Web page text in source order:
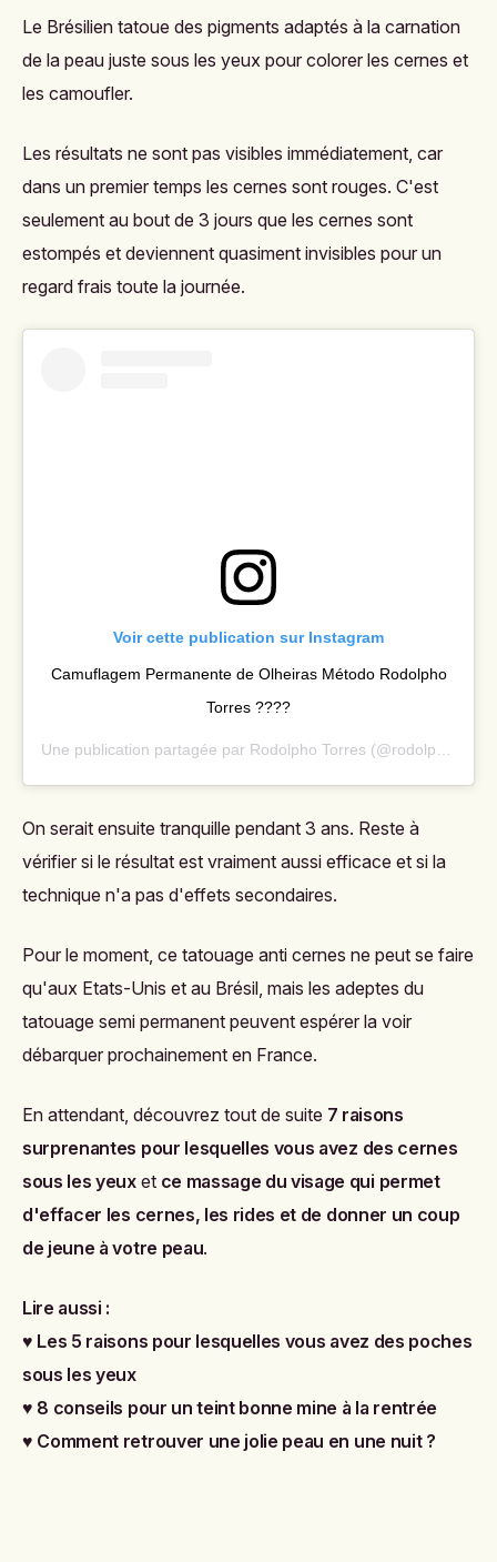
Le Brésilien tatoue des pigments adaptés à la carnation
de la peau juste sous les yeux pour colorer les cernes et
les camoufler.
Les résultats ne sont pas visibles immédiatement, car
dans un premier temps les cernes sont rouges. C'est
seulement au bout de 3 jours que les cernes sont
estompés et deviennent quasiment invisibles pour un
regard frais toute la journée.
Voir cette publication sur Instagram
Camuflagem Permanente de Olheiras Método Rodolpho
Torres ????
Une publication partagée par Rodolpho Torres (@rodolphotatuador) le
On serait ensuite tranquille pendant 3 ans. Reste à
vérifier si le résultat est vraiment aussi efficace et si la
technique n'a pas d'effets secondaires.
Pour le moment, ce tatouage anti cernes ne peut se faire
qu'aux Etats-Unis et au Brésil, mais les adeptes du
tatouage semi permanent peuvent espérer la voir
débarquer prochainement en France.
En attendant, découvrez tout de suite 7 raisons
surprenantes pour lesquelles vous avez des cernes
sous les yeux et ce massage du visage qui permet
d'effacer les cernes, les rides et de donner un coup
de jeune à votre peau.
Lire aussi :
♥ Les 5 raisons pour lesquelles vous avez des poches
sous les yeux
♥ 8 conseils pour un teint bonne mine à la rentrée
♥ Comment retrouver une jolie peau en une nuit ?